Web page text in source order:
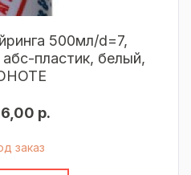
500мл/d=7,
пластик, белый,
р.
заказ